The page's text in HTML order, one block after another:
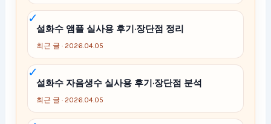
설화수 앰플 실사용 후기·장단점 정리
최근 글 · 2026.04.05
설화수 자음생수 실사용 후기·장단점 분석
최근 글 · 2026.04.05